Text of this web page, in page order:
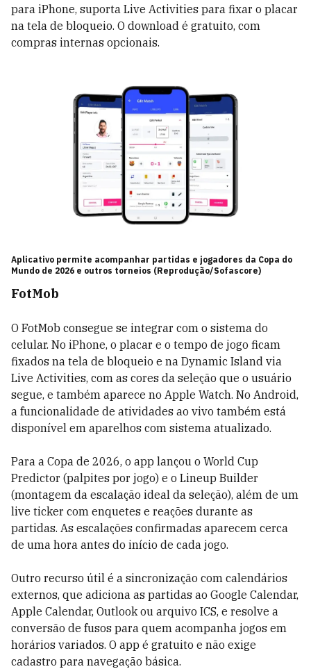
para iPhone, suporta Live Activities para fixar o placar
na tela de bloqueio. O download é gratuito, com
compras internas opcionais.
Aplicativo permite acompanhar partidas e jogadores da Copa do
Mundo de 2026 e outros torneios (Reprodução/Sofascore)
FotMob
O FotMob consegue se integrar com o sistema do
celular. No iPhone, o placar e o tempo de jogo ficam
fixados na tela de bloqueio e na Dynamic Island via
Live Activities, com as cores da seleção que o usuário
segue, e também aparece no Apple Watch. No Android,
a funcionalidade de atividades ao vivo também está
disponível em aparelhos com sistema atualizado.
Para a Copa de 2026, o app lançou o World Cup
Predictor (palpites por jogo) e o Lineup Builder
(montagem da escalação ideal da seleção), além de um
live ticker com enquetes e reações durante as
partidas. As escalações confirmadas aparecem cerca
de uma hora antes do início de cada jogo.
Outro recurso útil é a sincronização com calendários
externos, que adiciona as partidas ao Google Calendar,
Apple Calendar, Outlook ou arquivo ICS, e resolve a
conversão de fusos para quem acompanha jogos em
horários variados. O app é gratuito e não exige
cadastro para navegação básica.